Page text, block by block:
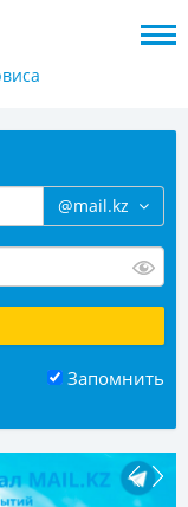
@mail.kz
Запомнить